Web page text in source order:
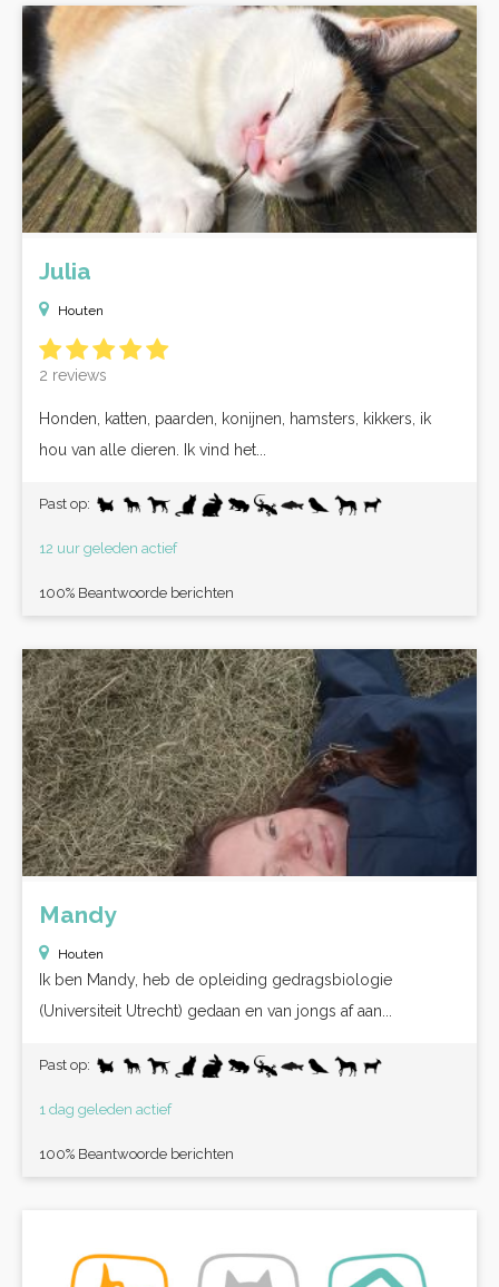
Julia
Houten
2 reviews
Honden, katten, paarden, konijnen, hamsters, kikkers, ik
hou van alle dieren. Ik vind het...
Past op:
12 uur geleden actief
100% Beantwoorde berichten
Mandy
Houten
Ik ben Mandy, heb de opleiding gedragsbiologie
(Universiteit Utrecht) gedaan en van jongs af aan...
Past op:
1 dag geleden actief
100% Beantwoorde berichten